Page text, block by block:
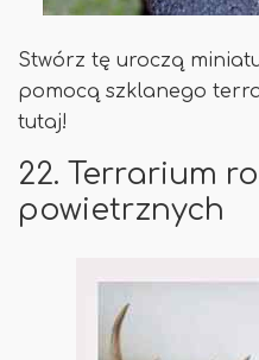
Stwórz tę uroczą
pomocą szklanego
tutaj!
22. Terrarium
powietrznych